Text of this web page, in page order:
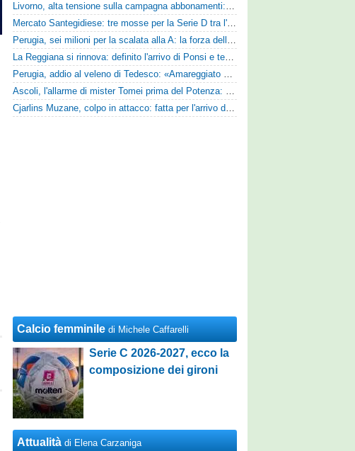
Livorno, alta tensione sulla campagna abbonamenti: la stoccata della Curva Nord alla società
Mercato Santegidiese: tre mosse per la Serie D tra l'ingaggio di Diakhate e due rinnovi chiave
Perugia, sei milioni per la scalata alla A: la forza della nuova societa e il progetto di Alessandro Gaucci
La Reggiana si rinnova: definito l'arrivo di Ponsi e test con l'Alcione
Perugia, addio al veleno di Tedesco: «Amareggiato dalle parole di Alessandro Gaucci, mi hanno ferito umanamente»
Ascoli, l'allarme di mister Tomei prima del Potenza: «Mettiamoci l'elmetto, l'obiettivo è la salvezza e non dobbiamo vendere fumo!»
Cjarlins Muzane, colpo in attacco: fatta per l'arrivo di Franck Djoulou
Calcio femminile di Michele Caffarelli
Serie C 2026-2027, ecco la
composizione dei gironi
Attualità di Elena Carzaniga